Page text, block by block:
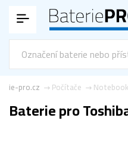
Počítače
pro.cz
Baterie pro